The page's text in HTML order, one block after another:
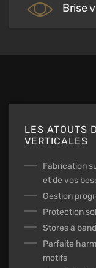
Brise
LES ATOUTS
VERTICALES
Fabrication
et de vos
Gestion
Protection
Stores à
Parfaite
motifs